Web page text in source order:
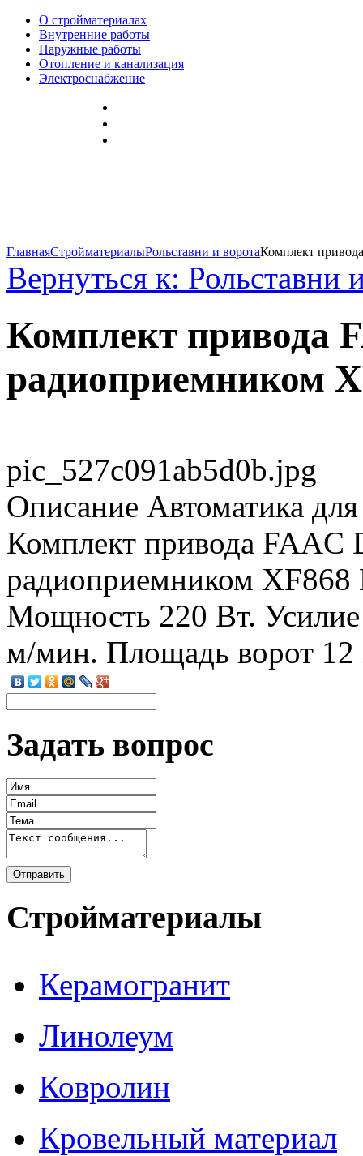
О стройматериалах
Внутренние работы
Наружные работы
Отопление и канализация
Электроснабжение
ГлавнаяСтройматериалыРольставни и воротаКомплект
Вернуться к: Рольставни
Комплект привода
радиоприемником
pic_527c091ab5d0b.jpg
Описание Автоматика
Комплект привода FAAC
радиоприемником
Мощность 220 Вт.
м/мин. Площадь ворот
Задать вопрос
Стройматериалы
Керамогранит
Линолеум
Ковролин
Кровельный материал